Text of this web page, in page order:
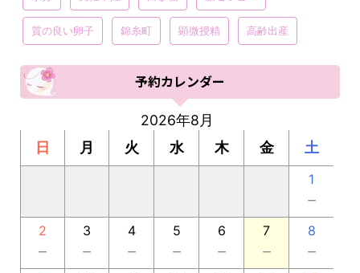
質の良い卵子 錦糸町 顕微授精 高齢出産
予約カレンダー
2026年8月
日
月 火 水 木 金 土
1
－
2
－
3
－
4
－
5
－
6
－
7
－
8
－